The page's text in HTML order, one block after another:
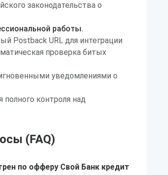
законодательства о
работы.
Postback URL для интеграции
проверка битых
уведомлениями о
контроля над
(FAQ)
по офферу Свой Банк кредит